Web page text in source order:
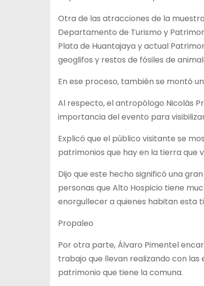
Otra de las atracciones de la
Departamento de Turismo y
Plata de Huantajaya y actual
geoglifos y restos de fósiles de
En ese proceso, también se montó
Al respecto, el antropólogo Nicolás
importancia del evento para
Explicó que el público visitante se
patrimonios que hay en la tierra que
Dijo que este hecho significó una
personas que Alto Hospicio tiene
enorgullecer a quienes habitan esta
Propaleo
Por otra parte, Álvaro Pimentel
trabajo que llevan realizando con
patrimonio que tiene la comuna.